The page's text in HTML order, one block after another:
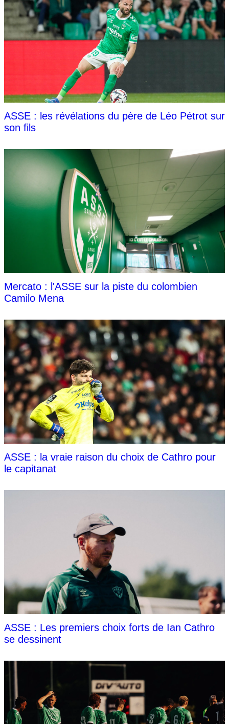
ASSE : les révélations du père de Léo Pétrot sur
son fils
Mercato : l'ASSE sur la piste du colombien
Camilo Mena
ASSE : la vraie raison du choix de Cathro pour
le capitanat
ASSE : Les premiers choix forts de Ian Cathro
se dessinent